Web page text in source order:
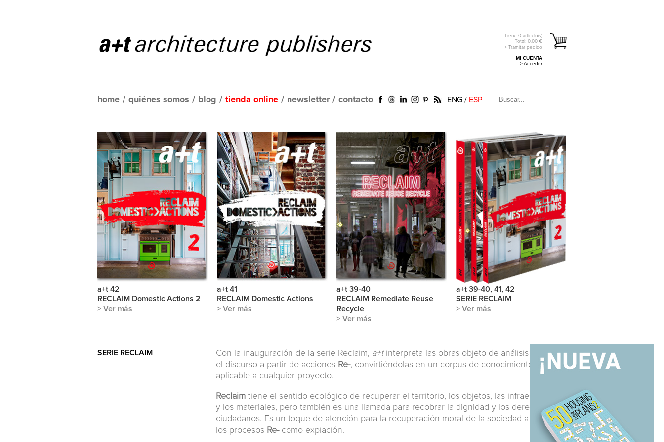
Tiene 0 artículo(s)
Total: 0.00 €
> Tramitar pedido
MI CUENTA
> Acceder
home / quiénes somos / blog / tienda online / newsletter / contacto ENG / ESP
a+t 42
RECLAIM Domestic Actions 2
> Ver más
a+t 41
RECLAIM Domestic Actions
> Ver más
a+t 39-40
RECLAIM Remediate Reuse
Recycle
> Ver más
a+t 39-40, 41, 42
SERIE RECLAIM
> Ver más
SERIE RECLAIM Con la inauguración de la serie Reclaim, a+tinterpreta las obras objeto de análisis y ordena
el discurso a partir de acciones Re-, convirtiéndolas en un corpus de conocimiento
aplicable a cualquier proyecto.
Reclaim tiene el sentido ecológico de recuperar el territorio, los objetos, las infraestructuras
y los materiales, pero también es una llamada para recobrar la dignidad y los derechos
ciudadanos. Es un toque de atención para la recuperación moral de la sociedad a través de
los procesos Re-como expiación.